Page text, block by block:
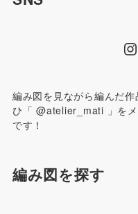
編み図を見ながら編んだ
ひ「 @atelier_mati 」を
です！
編み図を探す